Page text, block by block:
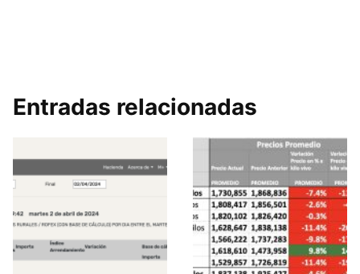
Entradas relacionadas